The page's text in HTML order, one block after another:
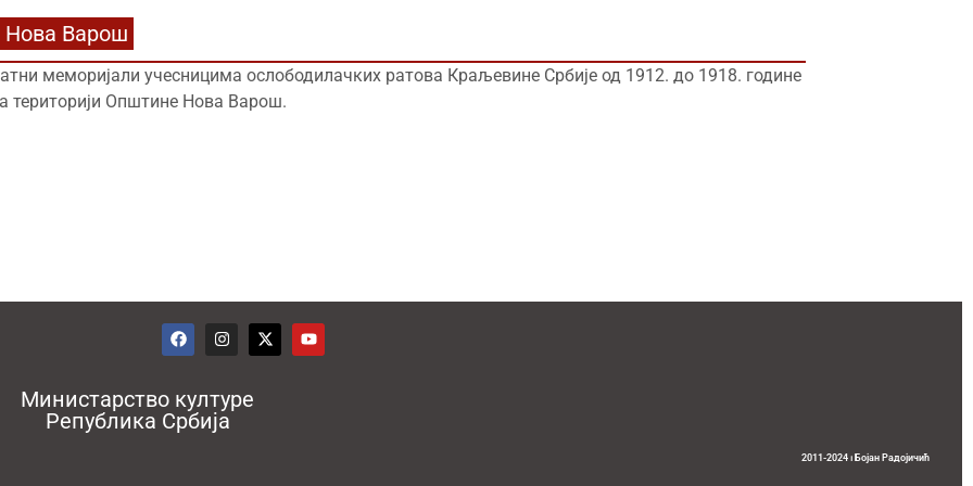
Нова Варош
меморијали учесницима ослободилачких ратова Краљевине Србије од 1912. до 1918. године
територији Општине Нова Варош.
Министарство културе
Република Србија
2011-2024 ⏐ Бојан Радојичић